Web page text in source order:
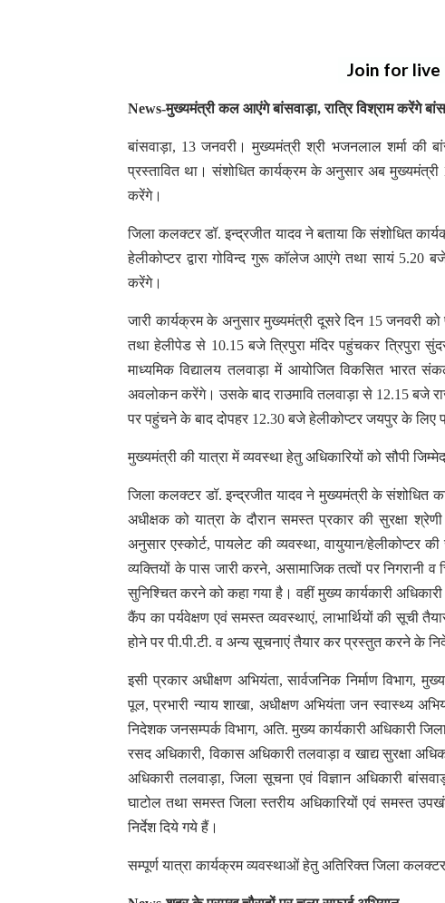
Join for live
News-मुख्यमंत्री कल आएंगे बांसवाड़ा, रात्रि विश्राम करेंगे
बांसवाड़ा, 13 जनवरी। मुख्यमंत्री श्री भजनलाल शर्मा की
प्रस्तावित था। संशोधित कार्यक्रम के अनुसार अब मुख्यमंत्री
करेंगे।
जिला कलक्टर डॉ. इन्द्रजीत यादव ने बताया कि संशोधित
हेलीकोप्टर द्वारा गोविन्द गुरू कॉलेज आएंगे तथा सायं 5.20
करेंगे।
जारी कार्यक्रम के अनुसार मुख्यमंत्री दूसरे दिन 15 जनवरी को
तथा हेलीपेड से 10.15 बजे त्रिपुरा मंदिर पहुंचकर त्रिपुरा
माध्यमिक विद्यालय तलवाड़ा में आयोजित विकसित भारत
अवलोकन करेंगे। उसके बाद राउमावि तलवाड़ा से 12.15 बजे
पर पहुंचने के बाद दोपहर 12.30 बजे हेलीकोप्टर जयपुर के लिए
मुख्यमंत्री की यात्रा में व्यवस्था हेतु अधिकारियों को सौपी
जिला कलक्टर डॉ. इन्द्रजीत यादव ने मुख्यमंत्री के संशोधित
अधीक्षक को यात्रा के दौरान समस्त प्रकार की सुरक्षा
अनुसार एस्कोर्ट, पायलेट की व्यवस्था, वायुयान/हेलीकोप्टर
व्यक्तियों के पास जारी करने, असामाजिक तत्वों पर
सुनिश्चित करने को कहा गया है। वहीं मुख्य कार्यकारी
कैंप का पर्यवेक्षण एवं समस्त व्यवस्थाएं, लाभार्थियों की सूची
होने पर पी.पी.टी. व अन्य सूचनाएं तैयार कर प्रस्तुत करने के
इसी प्रकार अधीक्षण अभियंता, सार्वजनिक निर्माण विभाग,
पूल, प्रभारी न्याय शाखा, अधीक्षण अभियंता जन स्वास्थ्य
निदेशक जनसम्पर्क विभाग, अति. मुख्य कार्यकारी अधिकारी
रसद अधिकारी, विकास अधिकारी तलवाड़ा व खाद्य सुरक्षा
अधिकारी तलवाड़ा, जिला सूचना एवं विज्ञान अधिकारी
घाटोल तथा समस्त जिला स्तरीय अधिकारियों एवं समस्त
निर्देश दिये गये हैं।
सम्पूर्ण यात्रा कार्यक्रम व्यवस्थाओं हेतु अतिरिक्त जिला